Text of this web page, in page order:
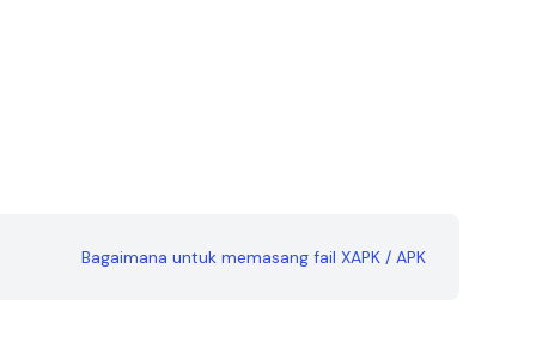
Bagaimana untuk memasang fail XAPK / APK